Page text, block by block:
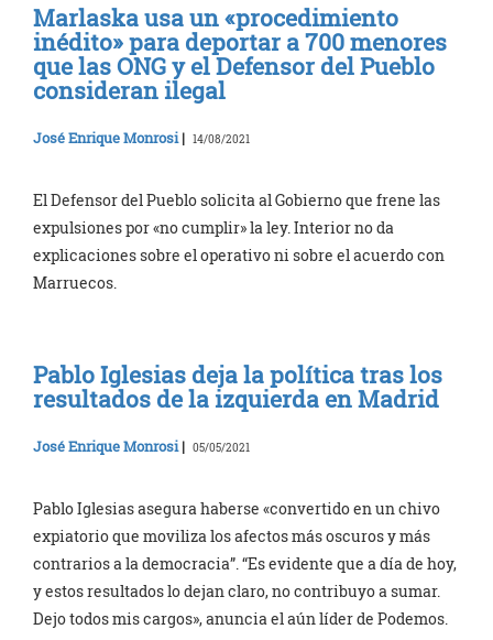
Marlaska usa un «procedimiento
inédito» para deportar a 700 menores
que las ONG y el Defensor del Pueblo
consideran ilegal
José Enrique Monrosi| 14/08/2021
El Defensor del Pueblo solicita al Gobierno que frene las
expulsiones por «no cumplir» la ley. Interior no da
explicaciones sobre el operativo ni sobre el acuerdo con
Marruecos.
Pablo Iglesias deja la política tras los
resultados de la izquierda en Madrid
José Enrique Monrosi| 05/05/2021
Pablo Iglesias asegura haberse «convertido en un chivo
expiatorio que moviliza los afectos más oscuros y más
contrarios a la democracia”. “Es evidente que a día de hoy,
y estos resultados lo dejan claro, no contribuyo a sumar.
Dejo todos mis cargos», anuncia el aún líder de Podemos.